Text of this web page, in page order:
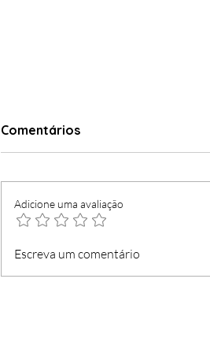
Marítimo entra a ganhar no
regresso à I Liga
Comentários
Adicione uma avaliação
Escreva um comentário